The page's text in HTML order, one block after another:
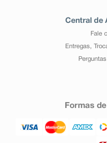
Central de
Fale
Entregas,
Formas